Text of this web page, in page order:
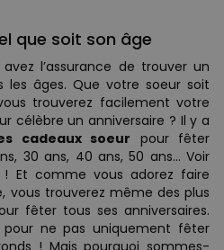
que soit son âge
l’assurance de trouver un
les âges. Que votre soeur soit
trouverez facilement votre
célèbre un anniversaire ? Il y a
cadeaux soeur pour fêter
30 ans, 40 ans, 50 ans… Voir
Et comme vous adorez faire
vous trouverez même des plus
fêter tous ses anniversaires.
ne pas uniquement fêter
! Mais pourquoi sommes-